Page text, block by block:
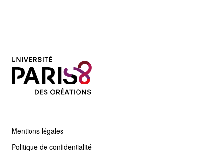
Mentions légales
Politique de confidentialité